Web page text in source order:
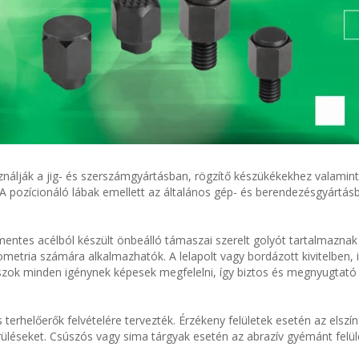
a jig- és szerszámgyártásban, rögzítő készükékekhez valamint
lábak emellett az általános gép- és
acélból készült önbeálló támaszai szerelt golyót tartalmaznak
számára alkalmazhatók. A lelapolt vagy bordázott kivitelben,
minden igénynek képesek megfelelni, így biztos és
felvételére tervezték. Érzékeny felületek esetén az
Csúszós vagy sima tárgyak esetén az abrazív gyémánt